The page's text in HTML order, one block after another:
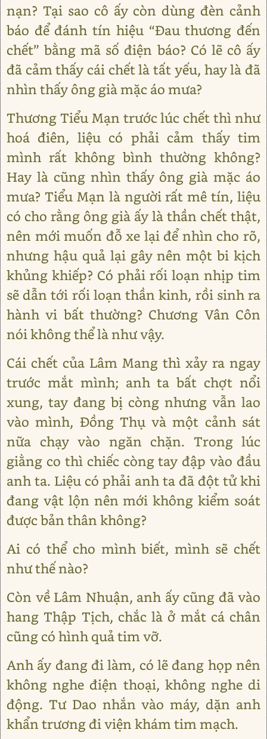
nạn? Tại sao cô ấy còn dùng đèn cảnh
báo để đánh tín hiệu “Đau thương đến
chết” bằng mã số điện báo? Có lẽ cô ấy
đã cảm thấy cái chết là tất yếu, hay là đã
nhìn thấy ông già mặc áo mưa?
Thương Tiểu Mạn trước lúc chết thì như
hoá điên, liệu có phải cảm thấy tim
mình rất không bình thường không?
Hay là cũng nhìn thấy ông già mặc áo
mưa? Tiểu Mạn là người rất mê tín, liệu
có cho rằng ông già ấy là thần chết thật,
nên mới muốn đỗ xe lại để nhìn cho rõ,
nhưng hậu quả lại gây nên một bi kịch
khủng khiếp? Có phải rối loạn nhịp tim
sẽ dẫn tới rối loạn thần kinh, rồi sinh ra
hành vi bất thường? Chương Vân Côn
nói không thể là như vậy.
Cái chết của Lâm Mang thì xảy ra ngay
trước mắt mình; anh ta bất chợt nổi
xung, tay đang bị còng nhưng vẫn lao
vào mình, Đồng Thụ và một cảnh sát
nữa chạy vào ngăn chặn. Trong lúc
giằng co thì chiếc còng tay đập vào đầu
anh ta. Liệu có phải anh ta đã đột tử khi
đang vật lộn nên mới không kiểm soát
được bản thân không?
Ai có thể cho mình biết, mình sẽ chết
như thế nào?
Còn về Lâm Nhuận, anh ấy cũng đã vào
hang Thập Tịch, chắc là ở mắt cá chân
cũng có hình quả tim vỡ.
Anh ấy đang đi làm, có lẽ đang họp nên
không nghe điện thoại, không nghe di
động. Tư Dao nhắn vào máy, dặn anh
khẩn trương đi viện khám tim mạch.